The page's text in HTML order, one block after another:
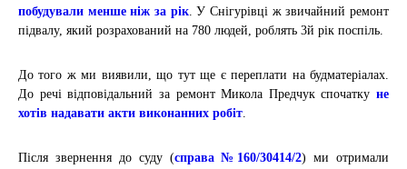
побудували менше ніж за рік. У Снігурівці ж звичайний ремонт
підвалу, який розрахований на 780 людей, роблять 3й рік поспіль.
До того ж ми виявили, що тут ще є переплати на будматеріалах.
До речі відповідальний за ремонт Микола Предчук спочатку не
хотів надавати акти виконанних робіт.
Після звернення до суду (справа №160/30414/2) ми отримали